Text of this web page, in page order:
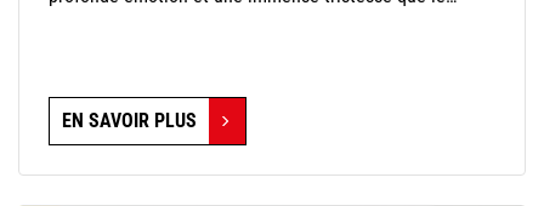
ans.
EN SAVOIR PLUS